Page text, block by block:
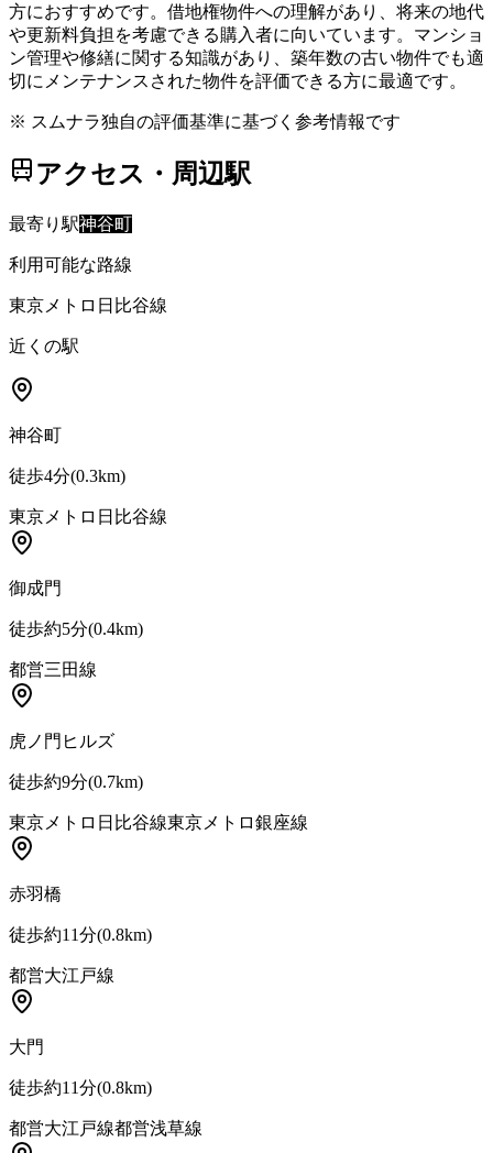
方におすすめです。借地権物件への理解があり、将来の地代
や更新料負担を考慮できる購入者に向いています。マンショ
ン管理や修繕に関する知識があり、築年数の古い物件でも適
切にメンテナンスされた物件を評価できる方に最適です。
※ スムナラ独自の評価基準に基づく参考情報です
アクセス・周辺駅
最寄り駅神谷町
利用可能な路線
東京メトロ日比谷線
近くの駅
神谷町
徒歩4分(0.3km)
東京メトロ日比谷線
御成門
徒歩約5分(0.4km)
都営三田線
虎ノ門ヒルズ
徒歩約9分(0.7km)
東京メトロ日比谷線東京メトロ銀座線
赤羽橋
徒歩約11分(0.8km)
都営大江戸線
大門
徒歩約11分(0.8km)
都営大江戸線都営浅草線